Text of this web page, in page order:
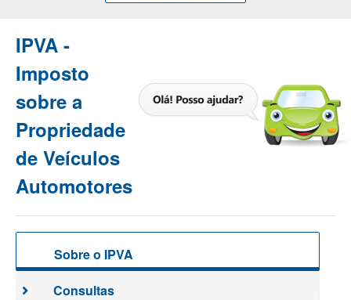
IPVA -
Imposto
sobre a
Propriedade
de Veículos
Automotores
Sobre o IPVA
Consultas